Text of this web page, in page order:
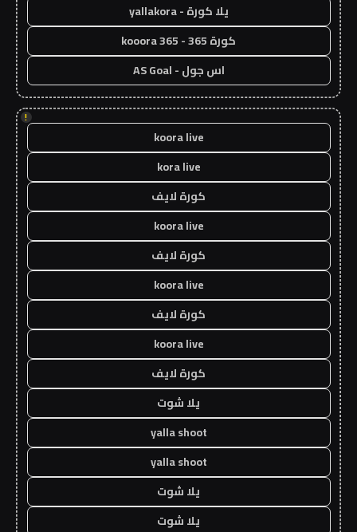
يلا كورة - yallakora
كورة 365 - kooora 365
اس جول - AS Goal
!
koora live
kora live
كورة لايف
koora live
كورة لايف
koora live
كورة لايف
koora live
كورة لايف
يلا شوت
yalla shoot
yalla shoot
يلا شوت
يلا شوت